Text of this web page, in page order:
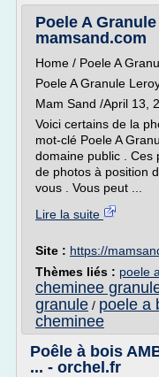
Poele A
mamsand.com
Home / Poele A
Poele A Granule
Mam Sand /April 13,
Voici certains de la
mot-clé Poele A
domaine public . Ces
de photos à position
vous . Vous peut ...
Lire la suite
Site : https://
Thèmes liés : poele
cheminee
granule / poele a
cheminee
Poêle à bois
... - orchel.fr